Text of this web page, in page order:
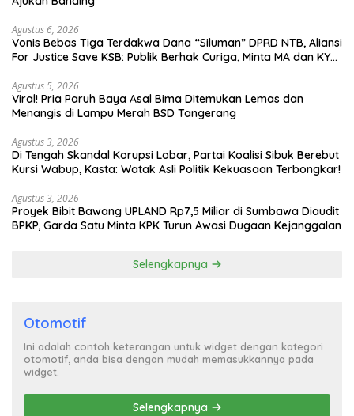
Agustus 6, 2026
Vonis Bebas Tiga Terdakwa Dana “Siluman” DPRD NTB, Aliansi
For Justice Save KSB: Publik Berhak Curiga, Minta MA dan KY
Agustus 5, 2026
Viral! Pria Paruh Baya Asal Bima Ditemukan Lemas dan
Menangis di Lampu Merah BSD Tangerang
Agustus 3, 2026
Di Tengah Skandal Korupsi Lobar, Partai Koalisi Sibuk Berebut
Kursi Wabup, Kasta: Watak Asli Politik Kekuasaan Terbongkar!
Agustus 3, 2026
Proyek Bibit Bawang UPLAND Rp7,5 Miliar di Sumbawa Diaudit
BPKP, Garda Satu Minta KPK Turun Awasi Dugaan Kejanggalan
Selengkapnya
Otomotif
Ini adalah contoh keterangan untuk widget dengan kategori
otomotif, anda bisa dengan mudah memasukkannya pada
widget.
Selengkapnya